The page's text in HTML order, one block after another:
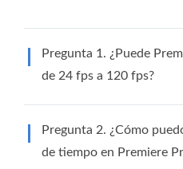
Pregunta 1. ¿Puede
de 24 fps a 120 fps?
Pregunta 2. ¿Cómo
de tiempo en Premiere